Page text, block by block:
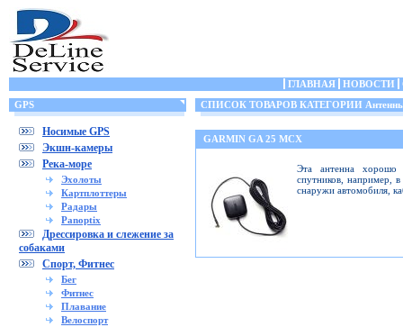
ГЛАВНАЯ НОВОСТИ
GPS
Носимые GPS
Экшн-камеры
Река-море
Эхолоты
Картплоттеры
Радары
Panoptix
Дрессировка и слежение за
собаками
Спорт, Фитнес
Бег
Фитнес
Плавание
Велоспорт
СПИСОК ТОВАРОВ КАТЕГОРИИ
GARMIN GA 25 MCX
Эта антенна хорошо
спутников, например,
снаружи автомобиля,